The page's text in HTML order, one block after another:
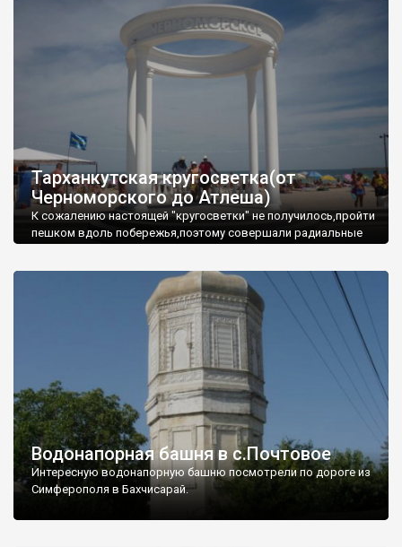
Тарханкутская кругосветка(от
Черноморского до Атлеша)
К сожалению настоящей "кругосветки" не получилось,пройти
пешком вдоль побережья,поэтому совершали радиальные
Водонапорная башня в с.Почтовое
Интересную водонапорную башню посмотрели по дороге из
Симферополя в Бахчисарай.